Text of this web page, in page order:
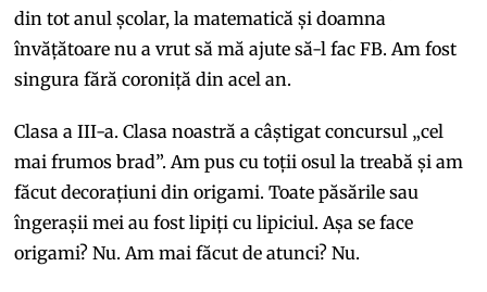
din tot anul școlar, la matematică și doamna
învățătoare nu a vrut să mă ajute să-l fac FB. Am fost
singura fără coroniță din acel an.
Clasa a III-a. Clasa noastră a câștigat concursul „cel
mai frumos brad”. Am pus cu toții osul la treabă și am
făcut decorațiuni din origami. Toate păsările sau
îngerașii mei au fost lipiți cu lipiciul. Așa se face
origami? Nu. Am mai făcut de atunci? Nu.